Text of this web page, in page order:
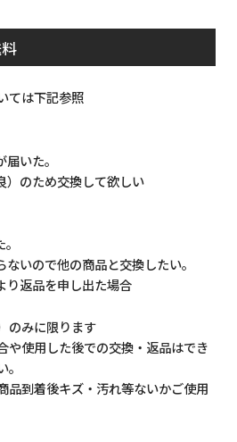
ては下記参照
いた。
）のため交換して欲しい
いので他の商品と交換したい。
り返品を申し出た場合
のみに限ります
使用した後での交換・返品はでき
到着後キズ・汚れ等ないかご使用